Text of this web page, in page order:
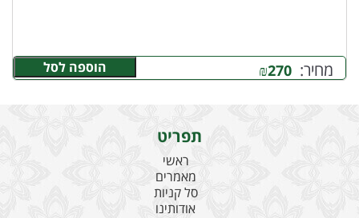
מחיר: ₪270 הוספה לסל
תפריט
ראשי
מאמרים
סל קניות
אודותינו